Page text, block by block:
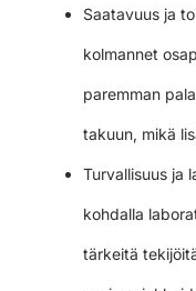
Saatavuus ja
kolmannet
paremman
takuun, mikä
Turvallisuus ja
kohdalla
tärkeitä